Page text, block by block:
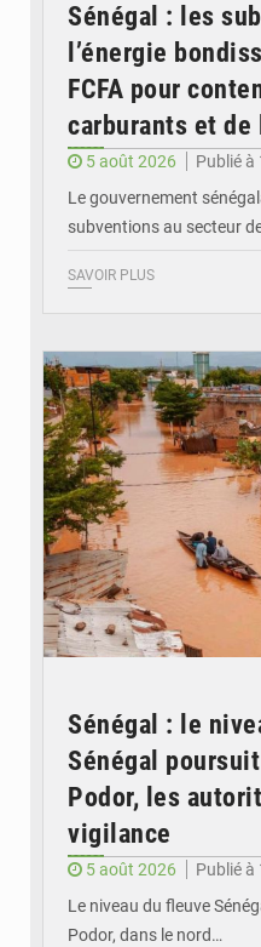
Sénégal : les
l’énergie
FCFA pour
carburants et de
5 août 2026
Publié à
Le gouvernement
subventions au secteur
SAVOIR PLUS
Sénégal : le
Sénégal
Podor, les
vigilance
5 août 2026
Publié à
Le niveau du fleuve
Podor, dans le nord…